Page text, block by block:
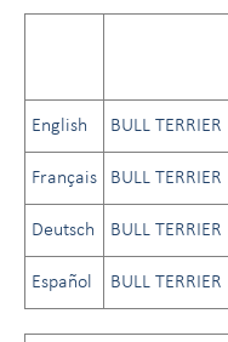
English BULL TERRIER
Français BULL TERRIER
Deutsch BULL TERRIER
Español BULL TERRIER